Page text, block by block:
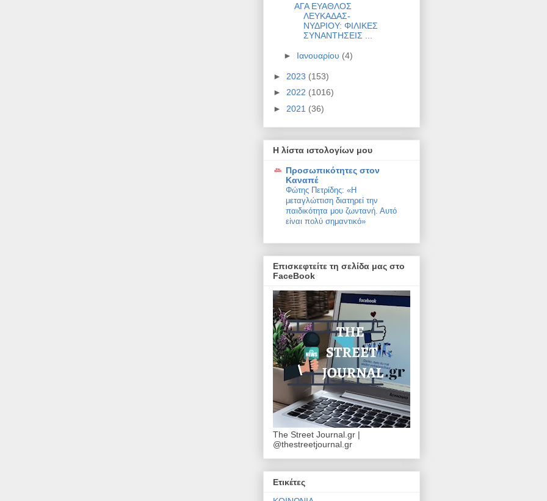
ΑΓΑ ΕΥΑΘΛΟΣ
ΛΕΥΚΑΔΑΣ-
ΝΥΔΡΙΟΥ: ΦΙΛΙΚΕΣ
ΣΥΝΑΝΤΗΣΕΙΣ ...
► Ιανουαρίου (4)
► 2023 (153)
► 2022 (1016)
► 2021 (36)
Η λίστα ιστολογίων μου
Προσωπικότητες στον
Καναπέ
Φώτης Πετρίδης: «Η
μεταγλώττιση διατηρεί την
παιδικότητα μου ζωντανή. Αυτό
είναι πολύ σημαντικό»
Επισκεφτείτε τη σελίδα μας στο
FaceBook
The Street Journal.gr |
@thestreetjournal.gr
Ετικέτες